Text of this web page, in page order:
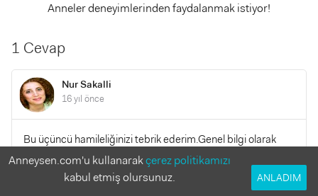
Anneler deneyimlerinden faydalanmak istiyor!
1 Cevap
Nur Sakalli
16 yıl önce
Bu üçüncü hamileliğinizi tebrik ederim.Genel bilgi olarak
sezaryenden sonra normal doğumun mümkün olduğunu
söyleyebilirim. Sizin durumunuz ile ilgili daha detaylı bilgi
Anneysen.com'u kullanarakçerez politikamızı
kabul etmiş olursunuz.
ANLADIM